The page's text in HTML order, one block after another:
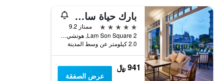
بارك حياة سايجون
5 نجوم
ممتاز 9.2
2 Lam Son Square, هوتشي مين سيتي, فيتنام
2.0 كيلومتر عن وسط المدينة
941 ﷼
عرض الصفقة